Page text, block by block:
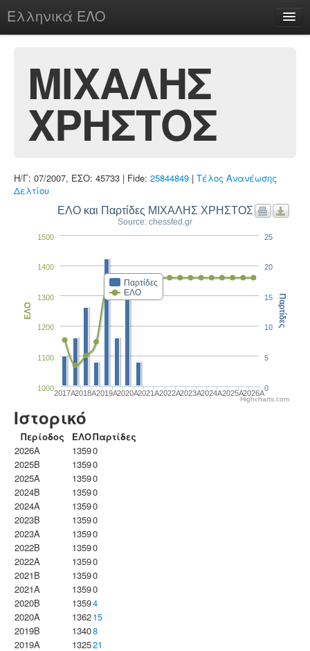
Ελληνικά ΕΛΟ
chesstu.be @ discord
Login
ΜΙΧΑΛΗΣ
ΧΡΗΣΤΟΣ
Η/Γ: 07/2007, ΕΣΟ: 45733 | Fide: 25844849 | Τέλος Ανανέωσης
Δελτίου
ΕΛΟ και Παρτίδες ΜΙΧΑΛΗΣ ΧΡΗΣΤΟΣ
Source: chessfed.gr
Παρτίδες
ΕΛΟ
2017A2018A2019A2020A2021A2022A2023Α2024A2025A2026A
1000
1100
1200
1300
1400
1500
ΕΛΟ
0
5
10
15
20
25
Παρτίδες
Highcharts.com
Ιστορικό
Περίοδος ΕΛΟΠαρτίδες
2026A
13590
2025B
13590
2025A
13590
2024B
13590
2024A
13590
2023B
13590
2023Α
13590
2022B
13590
2022A
13590
2021B
13590
2021A
13590
2020B
13594
2020A
136215
2019B
13408
2019A
132521